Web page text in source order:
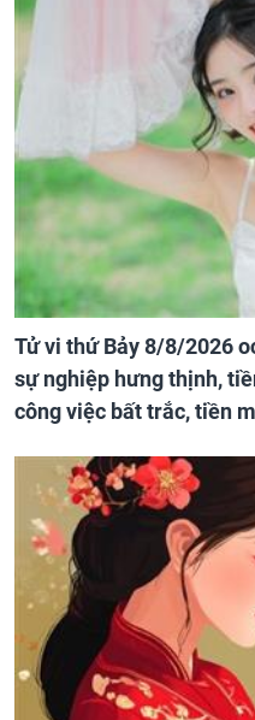
Tử vi thứ Bảy 8/8/2026
sự nghiệp hưng thịnh,
công việc bất trắc, tiền